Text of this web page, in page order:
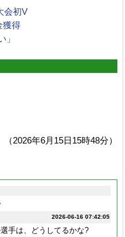
会初V
獲得
」
（2026年6月15日15時48分）
2026-06-16 07:42:05
手は、どうしてるかな?